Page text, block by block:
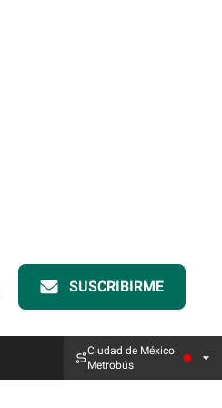
SUSCRIBIRME
Ciudad de México
Metrobús